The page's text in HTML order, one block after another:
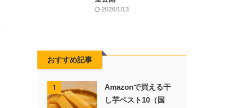
2026/1/13
おすすめ記事
1
Amazonで買える干
し芋ベスト10（国